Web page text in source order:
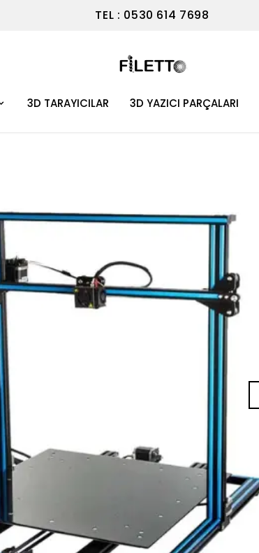
TEL : 0530 614 7698
3D TARAYICILAR 3D YAZICI PARÇALARI